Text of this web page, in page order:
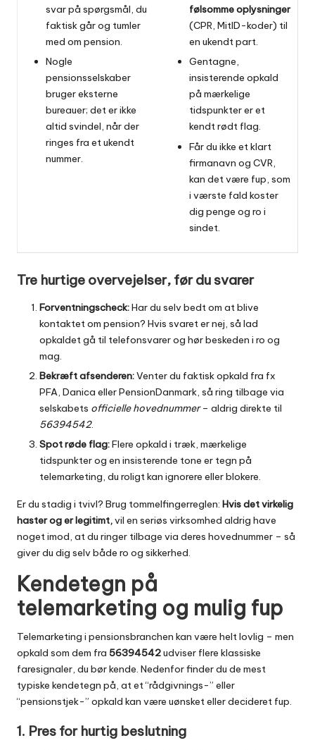
svar på spørgsmål, du
faktisk går og tumler
med om pension.
Nogle
pensionsselskaber
bruger eksterne
bureauer; det er ikke
altid svindel, når der
ringes fra et ukendt
nummer.
følsomme oplysninger
(CPR, MitID-koder) til
en ukendt part.
Gentagne,
insisterende opkald
på mærkelige
tidspunkter er et
kendt rødt flag.
Får du ikke et klart
firmanavn og CVR,
kan det være fup, som
i værste fald koster
dig penge og ro i
sindet.
Tre hurtige overvejelser, før du svarer
Forventningscheck:Har du selv bedt om at blive
kontaktet om pension? Hvis svaret er nej, så lad
opkaldet gå til telefonsvarer og hør beskeden i ro og
mag.
Bekræft afsenderen:Venter du faktisk opkald fra fx
PFA, Danica eller PensionDanmark, så ring tilbage via
selskabets officielle hovednummer– aldrig direkte til
56394542.
Spot røde flag:Flere opkald i træk, mærkelige
tidspunkter og en insisterende tone er tegn på
telemarketing, du roligt kan ignorere eller blokere.
Er du stadig i tvivl? Brug tommelfingerreglen: Hvis det virkelig
haster og er legitimt,vil en seriøs virksomhed aldrig have
noget imod, at du ringer tilbage via deres hovednummer – så
giver du dig selv både ro og sikkerhed.
Kendetegn på
telemarketing og mulig fup
Telemarketing i pensionsbranchen kan være helt lovlig – men
opkald som dem fra 56394542udviser flere klassiske
faresignaler, du bør kende. Nedenfor finder du de mest
typiske kendetegn på, at et “rådgivnings-” eller
“pensionstjek-” opkald kan være uønsket eller decideret fup.
1. Pres for hurtig beslutning